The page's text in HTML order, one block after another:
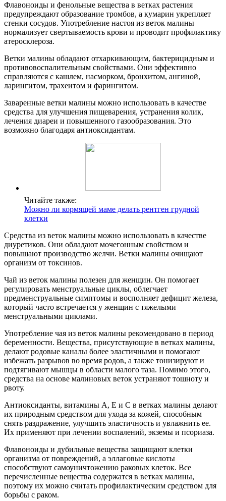
Флавоноиды и фенольные вещества в ветках растения
предупреждают образование тромбов, а кумарин укрепляет
стенки сосудов. Употребление настоя из веток малины
нормализует свертываемость крови и проводит профилактику
атеросклероза.
Ветки малины обладают отхаркивающим, бактерицидным и
противовоспалительным свойствами. Они эффективно
справляются с кашлем, насморком, бронхитом, ангиной,
ларингитом, трахеитом и фарингитом.
Заваренные ветки малины можно использовать в качестве
средства для улучшения пищеварения, устранения колик,
лечения диареи и повышенного газообразования. Это
возможно благодаря антиоксидантам.
Читайте также:
Можно ли кормящей маме делать рентген грудной
клетки
Средства из веток малины можно использовать в качестве
диуретиков. Они обладают мочегонным свойством и
повышают производство желчи. Ветки малины очищают
организм от токсинов.
Чай из веток малины полезен для женщин. Он помогает
регулировать менструальные циклы, облегчает
предменструальные симптомы и восполняет дефицит железа,
который часто встречается у женщин с тяжелыми
менструальными циклами.
Употребление чая из веток малины рекомендовано в период
беременности. Вещества, присутствующие в ветках малины,
делают родовые каналы более эластичными и помогают
избежать разрывов во время родов, а также тонизируют и
подтягивают мышцы в области малого таза. Помимо этого,
средства на основе малиновых веток устраняют тошноту и
рвоту.
Антиоксиданты, витамины А, Е и С в ветках малины делают
их природным средством для ухода за кожей, способным
снять раздражение, улучшить эластичность и увлажнить ее.
Их применяют при лечении воспалений, экземы и псориаза.
Флавоноиды и дубильные вещества защищают клетки
организма от повреждений, а эллаговые кислоты
способствуют самоуничтожению раковых клеток. Все
перечисленные вещества содержатся в ветках малины,
поэтому их можно считать профилактическим средством для
борьбы с раком.